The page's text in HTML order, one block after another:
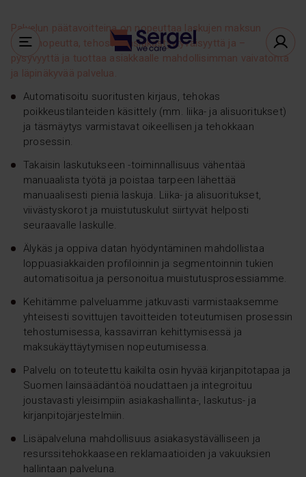
Palvelun päätavoitteina on nopeuttaa laskujen maksun
kiertonopeutta, tehostaa asiakastyytyväisyyttä ja –
pysyvyyttä ja tuottaa asiakkaalle mahdollisimman vaivatonta
ja läpinäkyvää palvelua.
Automatisoitu suoritusten kirjaus, tehokas
poikkeustilanteiden käsittely (mm. liika- ja alisuoritukset)
ja täsmäytys varmistavat oikeellisen ja tehokkaan
prosessin.
Takaisin laskutukseen -toiminnallisuus vähentää
manuaalista työtä ja poistaa tarpeen lähettää
manuaalisesti pieniä laskuja. Liika- ja alisuoritukset,
viivästyskorot ja muistutuskulut siirtyvät helposti
seuraavalle laskulle.
Älykäs ja oppiva datan hyödyntäminen mahdollistaa
loppuasiakkaiden profiloinnin ja segmentoinnin tukien
automatisoitua ja personoitua muistutusprosessiamme.
Kehitämme palveluamme jatkuvasti varmistaaksemme
yhteisesti sovittujen tavoitteiden toteutumisen prosessin
tehostumisessa, kassavirran kehittymisessä ja
maksukäyttäytymisen nopeutumisessa.
Palvelu on toteutettu kaikilta osin hyvää kirjanpitotapaa ja
Suomen lainsäädäntöä noudattaen ja integroituu
joustavasti yleisimpiin asiakashallinta-, laskutus- ja
kirjanpitojärjestelmiin.
Lisäpalveluna mahdollisuus asiakasystävälliseen ja
resurssitehokkaaseen reklamaatioiden ja vakuuksien
hallintaan palveluna.